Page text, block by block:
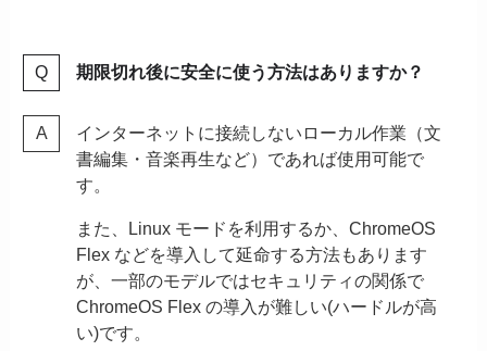
期限切れ後に安全に使う方法はありますか？
インターネットに接続しないローカル作業（文
書編集・音楽再生など）であれば使用可能で
す。
また、Linux モードを利用するか、ChromeOS
Flex などを導入して延命する方法もあります
が、一部のモデルではセキュリティの関係で
ChromeOS Flex の導入が難しい(ハードルが高
い)です。